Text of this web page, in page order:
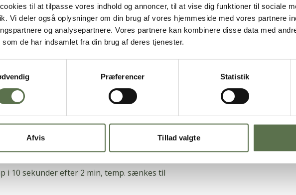
til at tilpasse vores indhold og annoncer, til at vise dig funktioner til sociale
Vi deler også oplysninger om din brug af vores hjemmeside med vores partnere
og analysepartnere. Vores partnere kan kombinere disse data med
som de har indsamlet fra din brug af deres tjenester.
Præferencer Statistik
Afvis Tillad valgte
over 2-3 gange, form til et brød, og vend i
ind over 2-3 gange, rul dem ud med en let
dem i dekoration.
Lad hæve ved rumtemperatur i 30-45
i 10 sekunder efter 2 min, temp. sænkes til